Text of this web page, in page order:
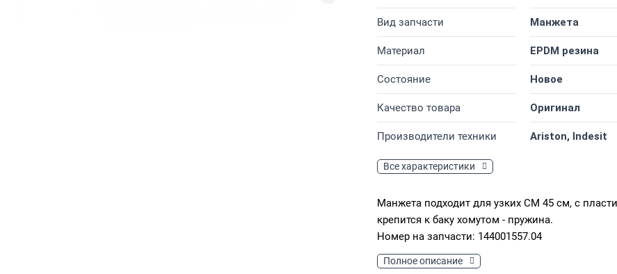
Вид запчасти Манжета
Материал EPDM резина
Состояние Новое
Качество товара Оригинал
Производители техники Ariston, Indesit
Все характеристики
Манжета подходит для узких СМ 45 см, с
крепится к баку хомутом - пружина.
Номер на запчасти: 144001557.04
Полное описание